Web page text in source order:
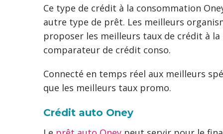
Ce type de crédit à la consommation
autre type de prêt. Les meilleurs
proposer les meilleurs taux de crédit à
comparateur de crédit conso.
Connecté en temps réel aux meilleurs
que les meilleurs taux promo.
Crédit auto Oney